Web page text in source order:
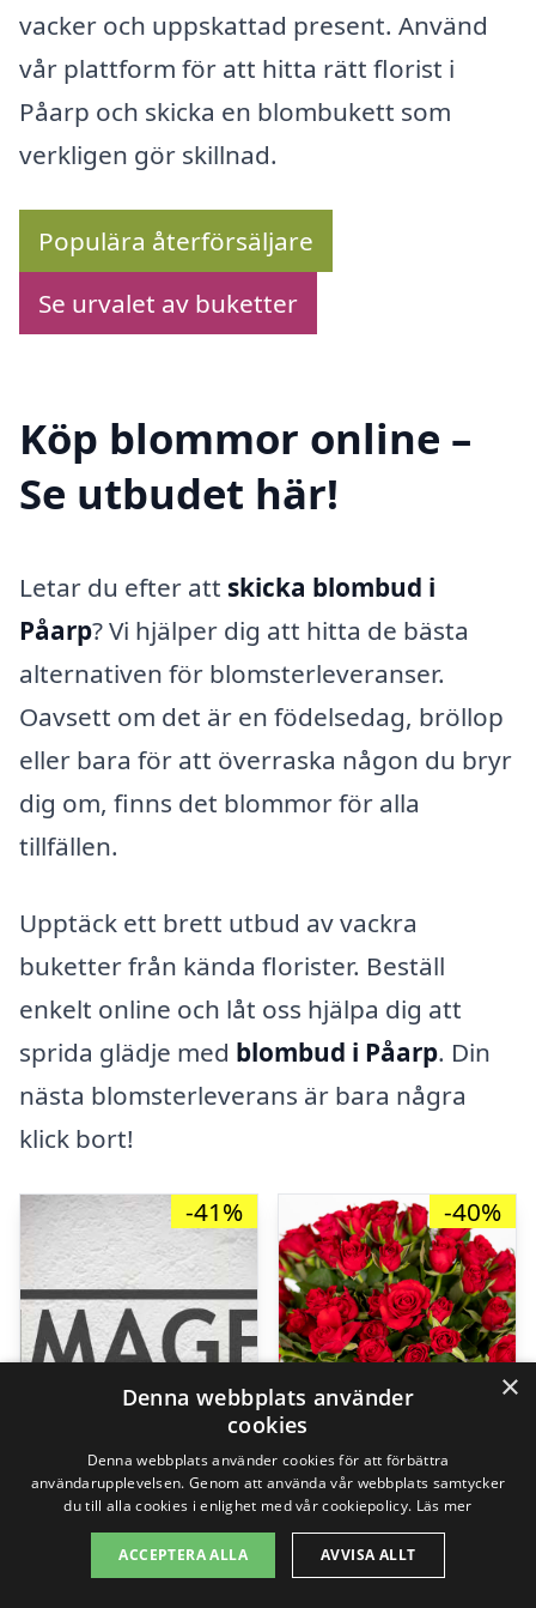
vacker och uppskattad present. Använd
vår plattform för att hitta rätt florist i
Påarp och skicka en blombukett som
verkligen gör skillnad.
Populära återförsäljare
Se urvalet av buketter
Köp blommor online –
Se utbudet här!
Letar du efter att skicka blombud i
Påarp? Vi hjälper dig att hitta de bästa
alternativen för blomsterleveranser.
Oavsett om det är en födelsedag, bröllop
eller bara för att överraska någon du bryr
dig om, finns det blommor för alla
tillfällen.
Upptäck ett brett utbud av vackra
buketter från kända florister. Beställ
enkelt online och låt oss hjälpa dig att
sprida glädje med blombud i Påarp. Din
nästa blomsterleverans är bara några
klick bort!
-41%
Flörtig överraskning
-40%
50 röda rosor
×
Denna webbplats använder
cookies
Denna webbplats använder cookies för att förbättra
användarupplevelsen. Genom att använda vår webbplats samtycker
du till alla cookies i enlighet med vår cookiepolicy. Läs mer
ACCEPTERA ALLA AVVISA ALLT